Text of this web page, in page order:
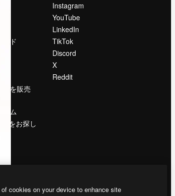
ンド
ツを販売
ーム
をお探し
Instagram
YouTube
LinkedIn
TikTok
Discord
X
Reddit
cookies on your device to enhance site